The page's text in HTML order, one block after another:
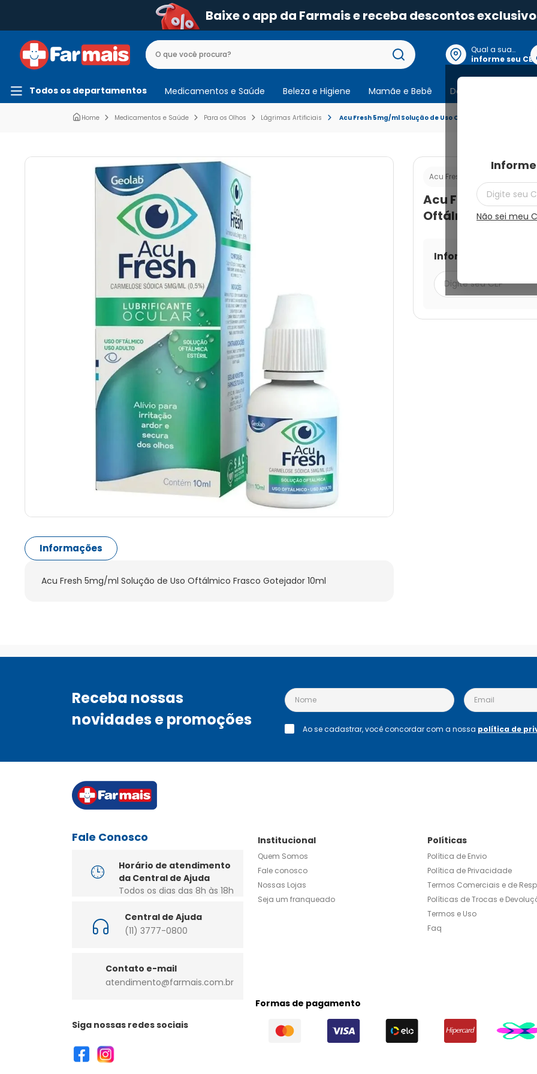
Baixe o app da Farmais e receba descontos
Qual a sua
localização?
informe seu CEP
Não sei meu
Todos os departamentos Medicamentos e Saúde Beleza e Higiene Mamãe e Bebê Dermocosmeticos
Medicamentos e Saúde Para os Olhos Lágrimas Artificiais Acu Fresh 5mg/ml Solução de Uso Oftálmico Frasco
Informações
Acu Fresh 5mg/ml Solução de Uso Oftálmico Frasco Gotejador 10ml
Acu Fresh
Acu Fresh 5mg/ml
Oftálmico Frasco
Informe seu CEP
Receba nossas
novidades e promoções
Ao se cadastrar, você concordar com a nossa política de
Fale Conosco
Horário de atendimento
da Central de Ajuda
Todos os dias das 8h às 18h
Central de Ajuda
(11) 3777-0800
Contato e-mail
atendimento@farmais.com.br
Siga nossas redes sociais
Institucional
Quem Somos
Fale conosco
Nossas Lojas
Seja um franqueado
Políticas
Política de Envio
Política de Privacidade
Termos Comerciais e de
Políticas de Trocas e
Termos e Uso
Faq
Formas de pagamento